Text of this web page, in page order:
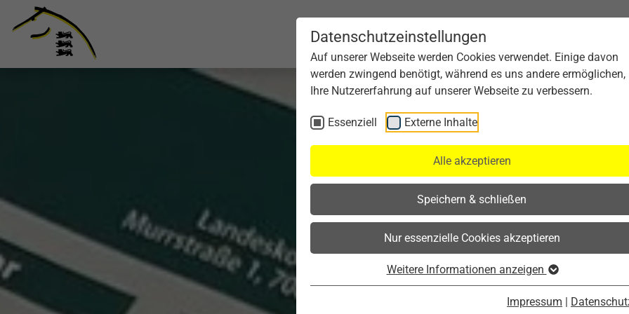
Datenschutzeinstellungen
Auf unserer Webseite werden Cookies verwendet. Einige davon
werden zwingend benötigt, während es uns andere ermöglichen,
Ihre Nutzererfahrung auf unserer Webseite zu verbessern.
Essenziell Externe Inhalte
Alle akzeptieren
Speichern & schließen
Nur essenzielle Cookies akzeptieren
Weitere Informationen anzeigen
Impressum |